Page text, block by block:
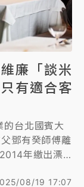
廉「談米
有適合客
的台北國賓大
鄧有癸師傅離
年繳出漂
08/19 17:07